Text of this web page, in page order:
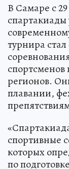
В Самаре с
турнира
спортсменов
регионов.
плавании,
спортивные
которых
по